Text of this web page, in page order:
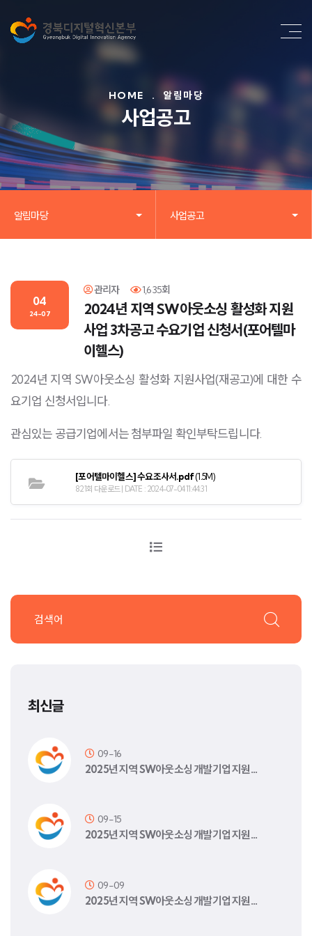
HOME . 알림마당
사업공고
알림마당 사업공고
04
24-07
관리자 1,635회
2024년 지역 SW아웃소싱 활성화 지원
사업 3차공고 수요기업 신청서(포어텔마
이헬스)
2024년 지역 SW아웃소싱 활성화 지원사업(재공고)에 대한 수
요기업 신청서입니다.
관심있는 공급기업에서는 첨부파일 확인부탁드립니다.
[포어텔마이헬스] 수요조사서.pdf(1.5M)
821회 다운로드 | DATE : 2024-07-04 11:44:31
최신글
09-16
2025년 지역 SW아웃소싱 개발기업 지원…
09-15
2025년 지역 SW아웃소싱 개발기업 지원…
09-09
2025년 지역 SW아웃소싱 개발기업 지원…